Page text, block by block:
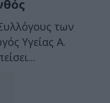
των
Υγείας Α.